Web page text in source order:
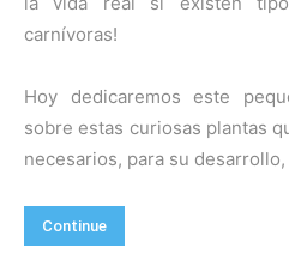
carnívoras!
Hoy dedicaremos este
sobre estas curiosas plantas
necesarios, para su
Continue